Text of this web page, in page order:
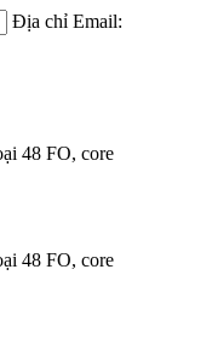
Địa chỉ Email:
48 FO, core
48 FO, core